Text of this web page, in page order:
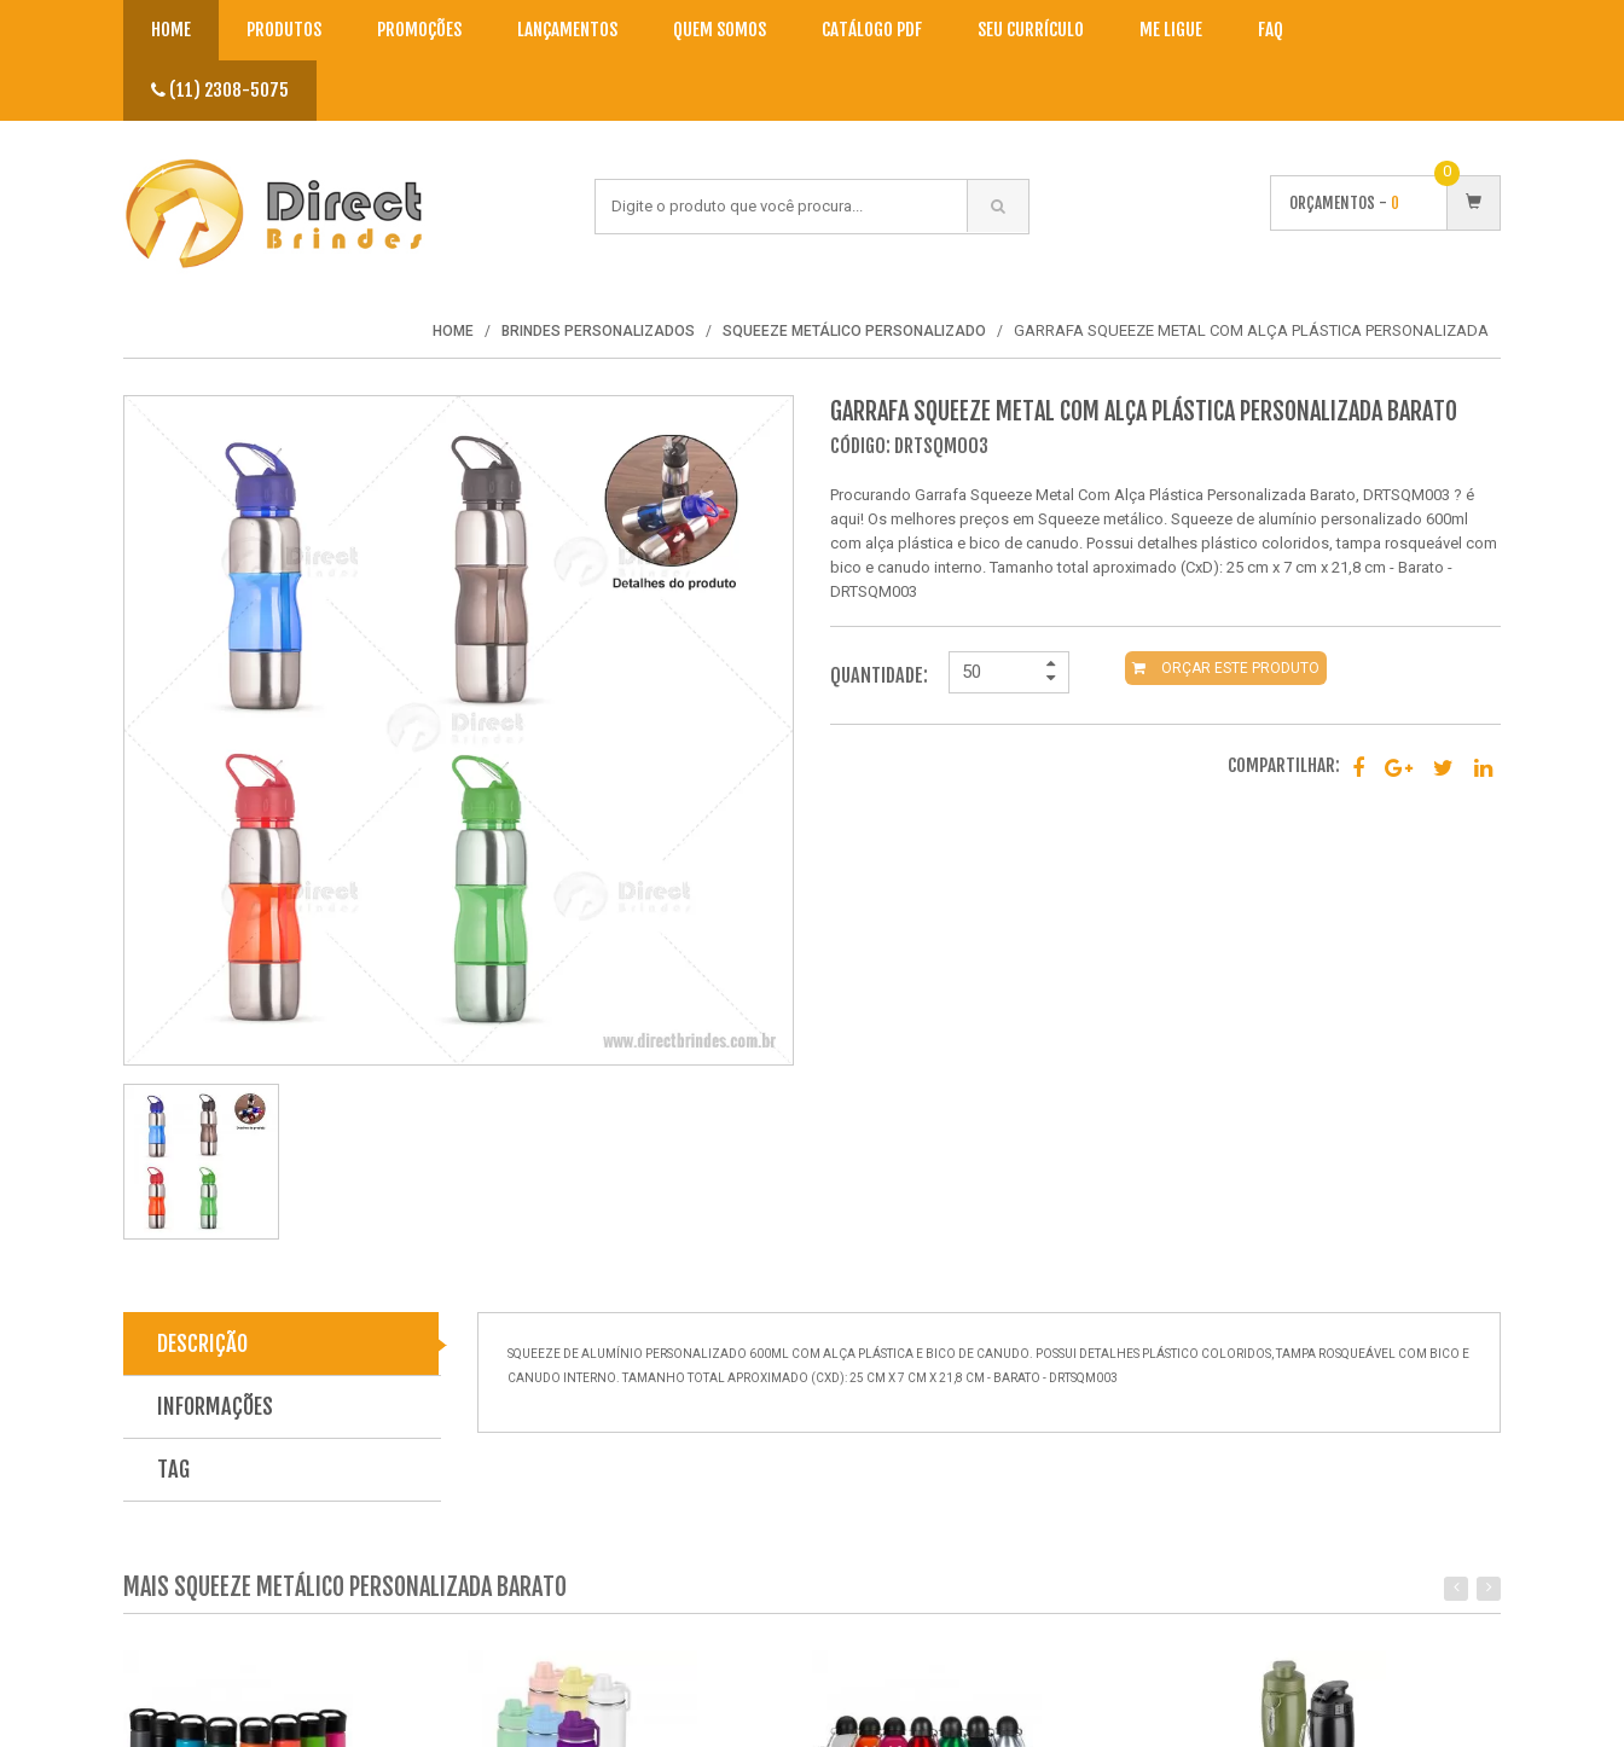
HOME PRODUTOS PROMOÇÕES LANÇAMENTOS QUEM SOMOS CATÁLOGO PDF SEU CURRÍCULO ME LIGUE FAQ
(11) 2308-5075
ORÇAMENTOS - 0
0
HOME BRINDES PERSONALIZADOS SQUEEZE METÁLICO PERSONALIZADO GARRAFA SQUEEZE METAL COM ALÇA PLÁSTICA PERSONALIZADA
GARRAFA SQUEEZE METAL COM ALÇA PLÁSTICA PERSONALIZADA BARATO
CÓDIGO: DRTSQM003
Procurando Garrafa Squeeze Metal Com Alça Plástica Personalizada Barato, DRTSQM003 ? é
aqui! Os melhores preços em Squeeze metálico. Squeeze de alumínio personalizado 600ml
com alça plástica e bico de canudo. Possui detalhes plástico coloridos, tampa rosqueável com
bico e canudo interno. Tamanho total aproximado (CxD): 25 cm x 7 cm x 21,8 cm - Barato -
DRTSQM003
QUANTIDADE: ORÇAR ESTE PRODUTO
COMPARTILHAR:
DESCRIÇÃO
INFORMAÇÕES
TAG
SQUEEZE DE ALUMÍNIO PERSONALIZADO 600ML COM ALÇA PLÁSTICA E BICO DE CANUDO. POSSUI DETALHES PLÁSTICO COLORIDOS, TAMPA ROSQUEÁVEL COM BICO E
CANUDO INTERNO. TAMANHO TOTAL APROXIMADO (CXD): 25 CM X 7 CM X 21,8 CM - BARATO - DRTSQM003
MAIS SQUEEZE METÁLICO PERSONALIZADA BARATO